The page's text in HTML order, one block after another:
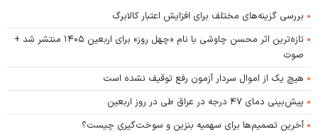
بررسی گزینه‌های مختلف برای افزایش اعتبار کالابرگ
تازه‌ترین اثر محسن چاوشی با نام «چهل روز» برای اربعین ۱۴۰۵ منتشر شد +
صوت
هیچ یک از اموال سردار آزمون رفع توقیف نشده است
پیش‌بینی دمای ۴۷ درجه در عراق طی در روز اربعین
آخرین تصمیم‌ها برای سهمیه بنزین و سوخت‌گیری چیست؟